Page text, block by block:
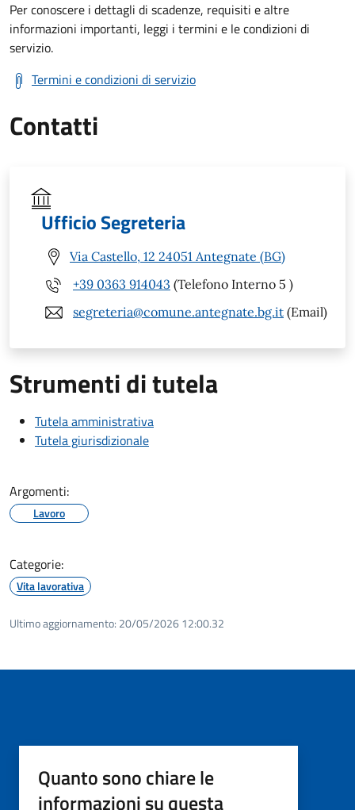
Per conoscere i dettagli di scadenze, requisiti e altre
informazioni importanti, leggi i termini e le condizioni di
servizio.
Termini e condizioni di servizio
Contatti
Ufficio Segreteria
Via Castello, 12 24051 Antegnate (BG)
+39 0363 914043 (Telefono Interno 5 )
segreteria@comune.antegnate.bg.it (Email)
Strumenti di tutela
Tutela amministrativa
Tutela giurisdizionale
Argomenti:
Lavoro
Categorie:
Vita lavorativa
Ultimo aggiornamento: 20/05/2026 12:00.32
Quanto sono chiare le
informazioni su questa